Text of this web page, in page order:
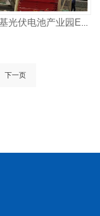
西安隆基光伏电池产业园EPC项目1…
下一页